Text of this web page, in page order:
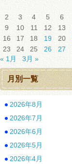
2
3 4 5 6
9
10 11 12 13
16
17 18 19 20
23
24 25 26 27
« 1月
3月 »
月別一覧
2026年8月
2026年7月
2026年6月
2026年5月
2026年4月